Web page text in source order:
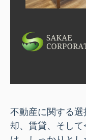
不動産に関する
却、賃貸、そし